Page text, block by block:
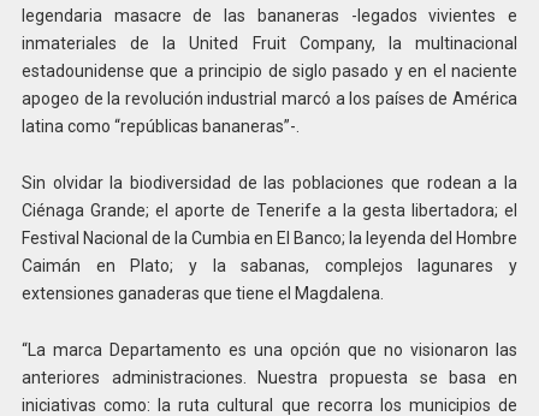
legendaria masacre de las bananeras -legados vivientes e
inmateriales de la United Fruit Company, la multinacional
estadounidense que a principio de siglo pasado y en el naciente
apogeo de la revolución industrial marcó a los países de América
latina como “repúblicas bananeras”-.
Sin olvidar la biodiversidad de las poblaciones que rodean a la
Ciénaga Grande; el aporte de Tenerife a la gesta libertadora; el
Festival Nacional de la Cumbia en El Banco; la leyenda del Hombre
Caimán en Plato; y la sabanas, complejos lagunares y
extensiones ganaderas que tiene el Magdalena.
“La marca Departamento es una opción que no visionaron las
anteriores administraciones. Nuestra propuesta se basa en
iniciativas como: la ruta cultural que recorra los municipios de